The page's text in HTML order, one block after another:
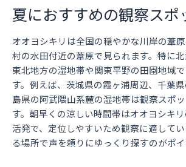
夏におすすめの観察スポ
オオヨシキリは全国の穏やかな川岸の葦
村の水田付近の葦原で見られます。特に北
東北地方の湿地帯や関東平野の田園地域
す。例えば、茨城県の霞ヶ浦周辺、千葉
島県の阿武隈山系麓の湿地帯は観察スポ
す。朝早くの涼しい時間帯はオオヨシキ
活発で、定位しやすいため観察に適して
る場所で声を頼りにゆっくり探すのがポイ